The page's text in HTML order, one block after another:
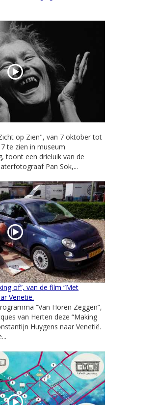
op Zien", van 7 oktober tot
te zien in museum
toont een drieluik van de
Pan Sok,...
of”, van de film “Met
Venetië.
“Van Horen Zeggen”,
van Herten deze “Making
Huygens naar Venetië.